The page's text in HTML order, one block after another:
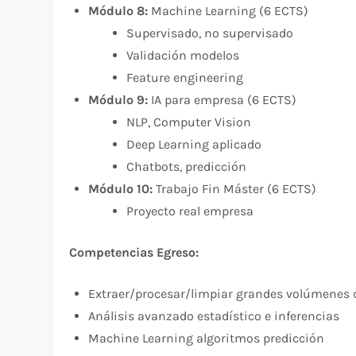
Módulo 8: Machine Learning (6 ECTS)
Supervisado, no supervisado
Validación modelos
Feature engineering
Módulo 9: IA para empresa (6 ECTS)
NLP, Computer Vision
Deep Learning aplicado
Chatbots, predicción
Módulo 10: Trabajo Fin Máster (6 ECTS)
Proyecto real empresa
Competencias Egreso:
Extraer/procesar/limpiar grandes volúmenes
Análisis avanzado estadístico e inferencias
Machine Learning algoritmos predicción